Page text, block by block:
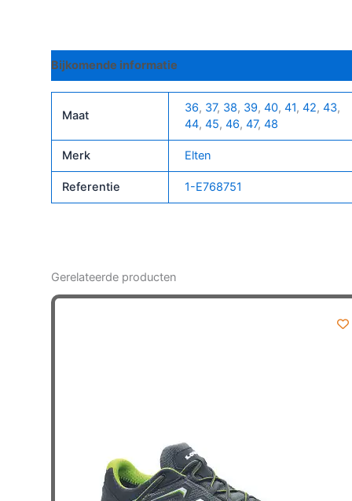
Black-
Blue
Mid
S3
Ci
aantal
Bijkomende informatie
Maat
36, 37, 38, 39, 40, 41, 42, 43,
44, 45, 46, 47, 48
Merk Elten
Referentie 1-E768751
Gerelateerde producten